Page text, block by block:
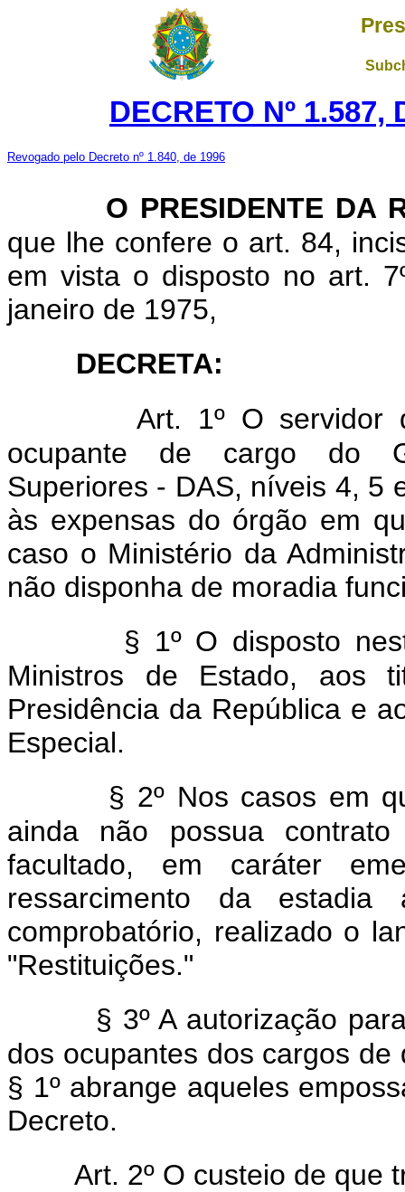
DECRETO Nº 1.587,
Revogado pelo Decreto nº 1.840, de 1996
O PRESIDENTE DA
que lhe confere o art. 84,
em vista o disposto no art.
janeiro de 1975,
DECRETA:
Art. 1º O servidor
ocupante de cargo do
Superiores - DAS, níveis 4, 5
às expensas do órgão em
caso o Ministério da
não disponha de moradia
§ 1º O disposto
Ministros de Estado, aos
Presidência da República e
Especial.
§ 2º Nos casos em
ainda não possua
facultado, em caráter
ressarcimento da
comprobatório, realizado o
"Restituições."
§ 3º A autorização
dos ocupantes dos cargos
§ 1º abrange aqueles
Decreto.
Art. 2º O custeio de que